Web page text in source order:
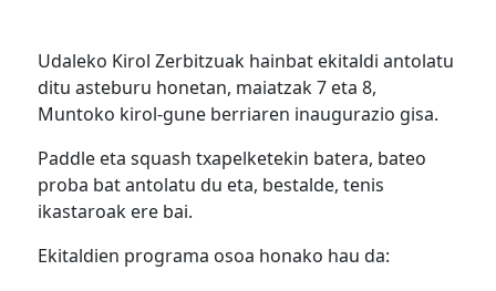
Udaleko Kirol Zerbitzuak hainbat ekitaldi antolatu
ditu asteburu honetan, maiatzak 7 eta 8,
Muntoko kirol-gune berriaren inaugurazio gisa.
Paddle eta squash txapelketekin batera, bateo
proba bat antolatu du eta, bestalde, tenis
ikastaroak ere bai.
Ekitaldien programa osoa honako hau da: